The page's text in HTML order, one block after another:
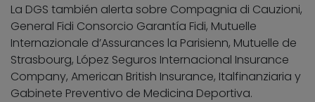
La DGS también alerta sobre Compagnia di Cauzioni,
General Fidi Consorcio Garantía Fidi, Mutuelle
Internazionale d’Assurances la Parisienn, Mutuelle de
Strasbourg, López Seguros Internacional Insurance
Company, American British Insurance, Italfinanziaria y
Gabinete Preventivo de Medicina Deportiva.